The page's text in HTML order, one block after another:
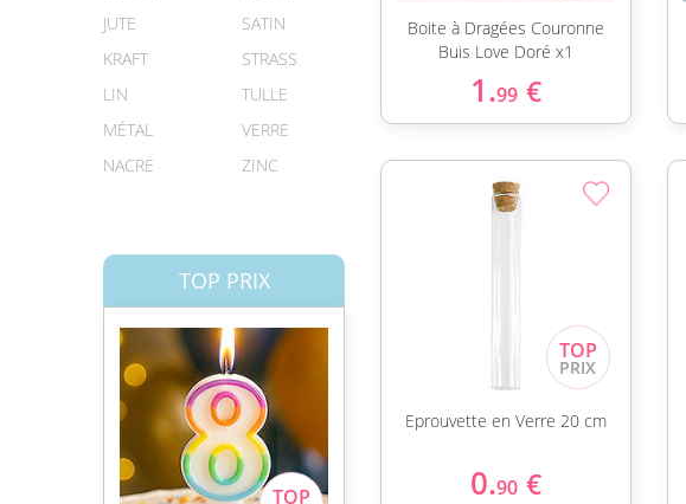
JUTE
KRAFT
LIN
MÉTAL
NACRE
SATIN
STRASS
TULLE
VERRE
ZINC
TOP PRIX
Boite à Dragées Couronne
Buis Love Doré x1
1.99 €
Eprouvette en Verre 20 cm
0.90 €